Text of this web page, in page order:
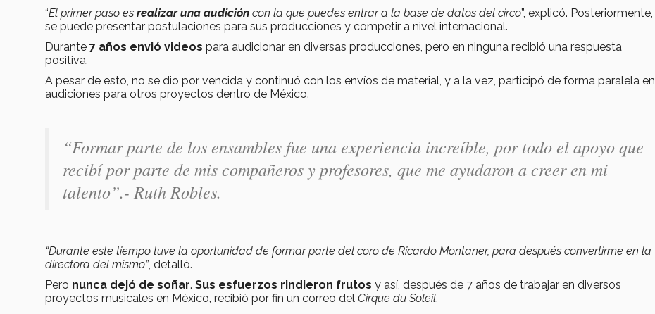
“El primer paso es realizar una audición con la que puedes entrar a la base de datos del circo”, explicó. Posteriormente,
se puede presentar postulaciones para sus producciones y competir a nivel internacional.
Durante 7 años envió videos para audicionar en diversas producciones, pero en ninguna recibió una respuesta
positiva.
A pesar de esto, no se dio por vencida y continuó con los envíos de material, y a la vez, participó de forma paralela en
audiciones para otros proyectos dentro de México.
“Formar parte de los ensambles fue una experiencia increíble, por todo el apoyo que
recibí por parte de mis compañeros y profesores, que me ayudaron a creer en mi
talento”.- Ruth Robles.
“Durante este tiempo tuve la oportunidad de formar parte del coro de Ricardo Montaner, para después convertirme en la
directora del mismo”, detalló.
Pero nunca dejó de soñar. Sus esfuerzos rindieron frutos y así, después de 7 años de trabajar en diversos
proyectos musicales en México, recibió por fin un correo del Cirque du Soleil.